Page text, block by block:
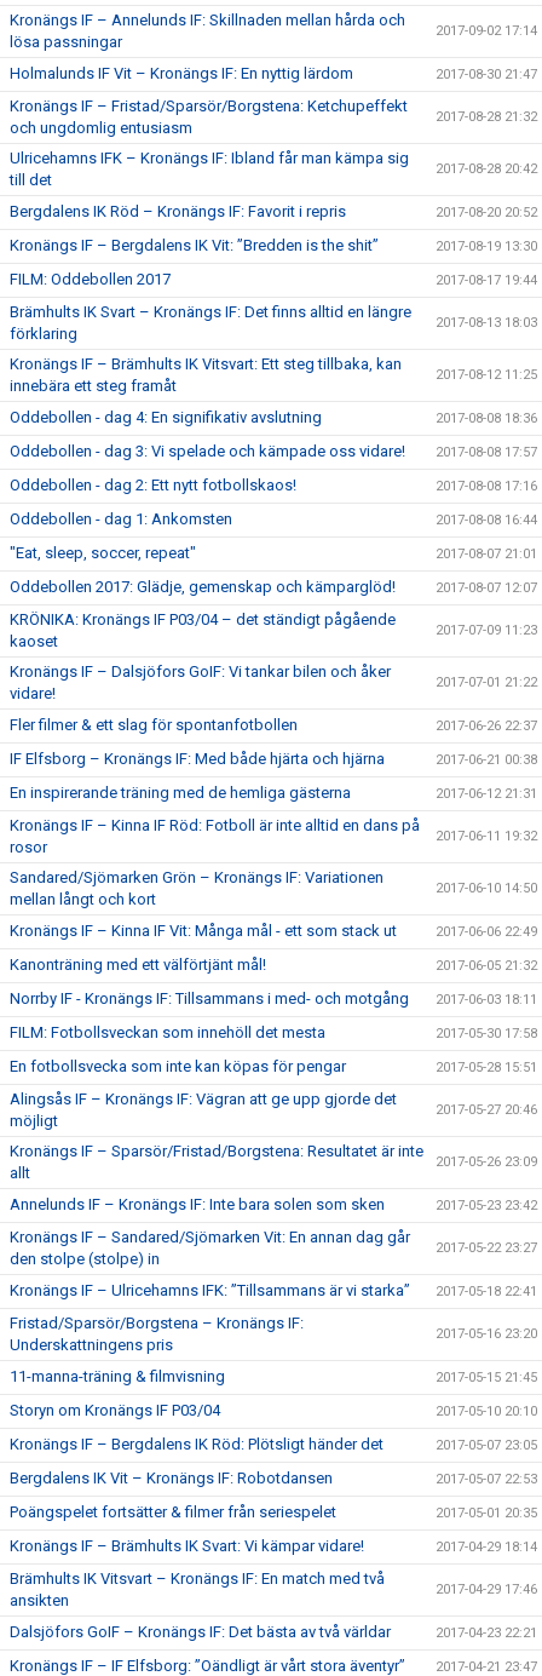
Kronängs IF – Annelunds IF: Skillnaden mellan hårda och
lösa passningar
2017-09-02 17:14
Holmalunds IF Vit – Kronängs IF: En nyttig lärdom 2017-08-30 21:47
Kronängs IF – Fristad/Sparsör/Borgstena: Ketchupeffekt
och ungdomlig entusiasm
2017-08-28 21:32
Ulricehamns IFK – Kronängs IF: Ibland får man kämpa sig
till det
2017-08-28 20:42
Bergdalens IK Röd – Kronängs IF: Favorit i repris 2017-08-20 20:52
Kronängs IF – Bergdalens IK Vit: ”Bredden is the shit” 2017-08-19 13:30
FILM: Oddebollen 2017 2017-08-17 19:44
Brämhults IK Svart – Kronängs IF: Det finns alltid en längre
förklaring
2017-08-13 18:03
Kronängs IF – Brämhults IK Vitsvart: Ett steg tillbaka, kan
innebära ett steg framåt
2017-08-12 11:25
Oddebollen - dag 4: En signifikativ avslutning 2017-08-08 18:36
Oddebollen - dag 3: Vi spelade och kämpade oss vidare! 2017-08-08 17:57
Oddebollen - dag 2: Ett nytt fotbollskaos! 2017-08-08 17:16
Oddebollen - dag 1: Ankomsten 2017-08-08 16:44
"Eat, sleep, soccer, repeat" 2017-08-07 21:01
Oddebollen 2017: Glädje, gemenskap och kämparglöd! 2017-08-07 12:07
KRÖNIKA: Kronängs IF P03/04 – det ständigt pågående
kaoset
2017-07-09 11:23
Kronängs IF – Dalsjöfors GoIF: Vi tankar bilen och åker
vidare!
2017-07-01 21:22
Fler filmer & ett slag för spontanfotbollen 2017-06-26 22:37
IF Elfsborg – Kronängs IF: Med både hjärta och hjärna 2017-06-21 00:38
En inspirerande träning med de hemliga gästerna 2017-06-12 21:31
Kronängs IF – Kinna IF Röd: Fotboll är inte alltid en dans på
rosor
2017-06-11 19:32
Sandared/Sjömarken Grön – Kronängs IF: Variationen
mellan långt och kort
2017-06-10 14:50
Kronängs IF – Kinna IF Vit: Många mål - ett som stack ut 2017-06-06 22:49
Kanonträning med ett välförtjänt mål! 2017-06-05 21:32
Norrby IF - Kronängs IF: Tillsammans i med- och motgång 2017-06-03 18:11
FILM: Fotbollsveckan som innehöll det mesta 2017-05-30 17:58
En fotbollsvecka som inte kan köpas för pengar 2017-05-28 15:51
Alingsås IF – Kronängs IF: Vägran att ge upp gjorde det
möjligt
2017-05-27 20:46
Kronängs IF – Sparsör/Fristad/Borgstena: Resultatet är inte
allt
2017-05-26 23:09
Annelunds IF – Kronängs IF: Inte bara solen som sken 2017-05-23 23:42
Kronängs IF – Sandared/Sjömarken Vit: En annan dag går
den stolpe (stolpe) in
2017-05-22 23:27
Kronängs IF – Ulricehamns IFK: ”Tillsammans är vi starka” 2017-05-18 22:41
Fristad/Sparsör/Borgstena – Kronängs IF:
Underskattningens pris
2017-05-16 23:20
11-manna-träning & filmvisning 2017-05-15 21:45
Storyn om Kronängs IF P03/04 2017-05-10 20:10
Kronängs IF – Bergdalens IK Röd: Plötsligt händer det 2017-05-07 23:05
Bergdalens IK Vit – Kronängs IF: Robotdansen 2017-05-07 22:53
Poängspelet fortsätter & filmer från seriespelet 2017-05-01 20:35
Kronängs IF – Brämhults IK Svart: Vi kämpar vidare! 2017-04-29 18:14
Brämhults IK Vitsvart – Kronängs IF: En match med två
ansikten
2017-04-29 17:46
Dalsjöfors GoIF – Kronängs IF: Det bästa av två världar 2017-04-23 22:21
Kronängs IF – IF Elfsborg: ”Oändligt är vårt stora äventyr” 2017-04-21 23:47